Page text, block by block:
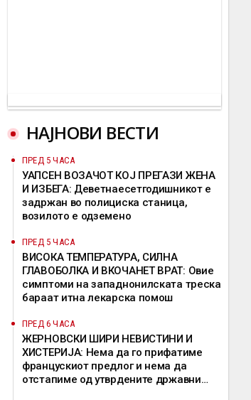
НАЈНОВИ ВЕСТИ
ПРЕД 5 ЧАСА
УАПСЕН ВОЗАЧОТ КОЈ ПРЕГАЗИ ЖЕНА
И ИЗБЕГА: Деветнаесетгодишникот е
задржан во полициска станица,
возилото е одземено
ПРЕД 5 ЧАСА
ВИСОКА ТЕМПЕРАТУРА, СИЛНА
ГЛАВОБОЛКА И ВКОЧАНЕТ ВРАТ: Овие
симптоми на западнонилската треска
бараат итна лекарска помош
ПРЕД 6 ЧАСА
ЖЕРНОВСКИ ШИРИ НЕВИСТИНИ И
ХИСТЕРИЈА: Нема да го прифатиме
францускиот предлог и нема да
отстапиме од утврдените државни